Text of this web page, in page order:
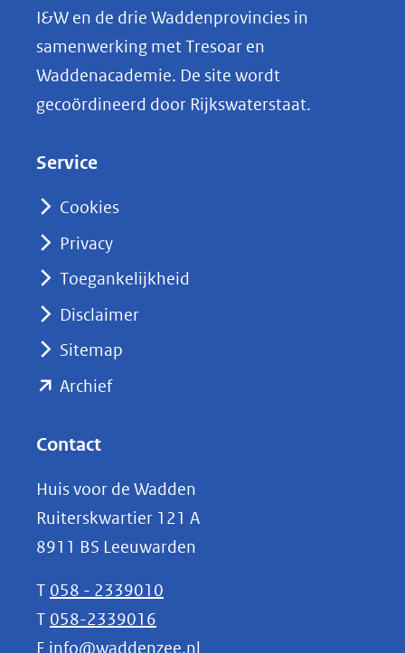
k
e
nieuw
naar
I&W en de drie Waddenprovincies in
samenwerking met Tresoar en
Waddenacademie. De site wordt
gecoördineerd door Rijkswaterstaat.
Service
Cookies
Privacy
Toegankelijkheid
Disclaimer
Sitemap
Archief(opent
(verwijst
naar
een
andere
website)
Contact
Huis voor de Wadden
Ruiterskwartier 121 A
8911 BS Leeuwarden
T 058 - 2339010
T 058-2339016
E info@waddenzee.nl